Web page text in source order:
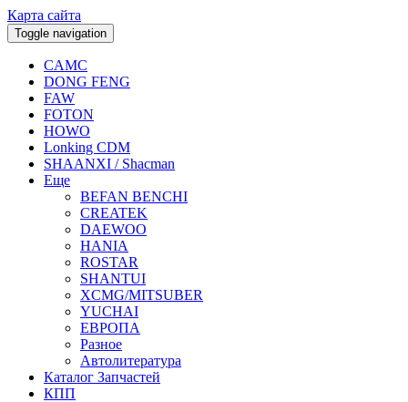
Карта сайта
Toggle navigation
CAMC
DONG FENG
FAW
FOTON
HOWO
Lonking CDM
SHAANXI / Shacman
Еще
BEFAN BENCHI
CREATEK
DAEWOO
HANIA
ROSTAR
SHANTUI
XCMG/MITSUBER
YUCHAI
ЕВРОПА
Разное
Aвтолитература
Каталог Запчастей
КПП